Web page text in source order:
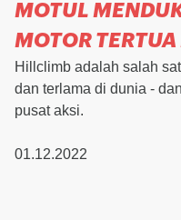
MOTUL
MOTOR
Hillclimb adalah salah
dan terlama di dunia -
pusat aksi.
01.12.2022